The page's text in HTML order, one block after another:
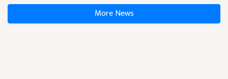
More News